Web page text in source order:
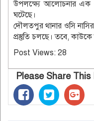
উপলক্ষ্যে আলোচনার এক
ঘটেছে।
দৌলতপুর থানার ওসি নাসির
প্রস্তুতি চলছে। তবে,
Post Views: 28
Please Share